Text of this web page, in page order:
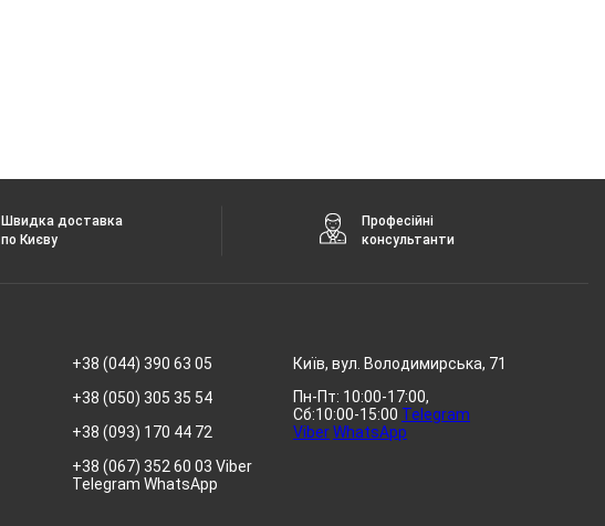
Швидка доставка
по Києву
Професійні
консультанти
+38 (044) 390 63 05
+38 (050) 305 35 54
+38 (093) 170 44 72
+38 (067) 352 60 03 Viber
Telegram WhatsApp
Київ, вул. Володимирська, 71
Пн-Пт: 10:00-17:00,
Сб:10:00-15:00 Telegram
ViberWhatsApp